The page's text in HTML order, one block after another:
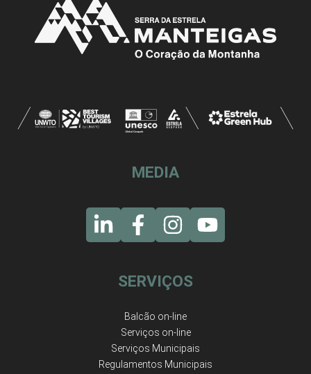
MEDIA
SERVIÇOS
Balcão on-line
Serviços on-line
Serviços Municipais
Regulamentos Municipais